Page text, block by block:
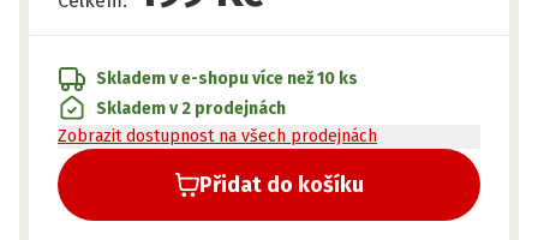
Přidat do košíku
Skladem v e-shopuvíce než 10 ks
Skladem v 2 prodejnách
Zobrazit dostupnost na všech prodejnách